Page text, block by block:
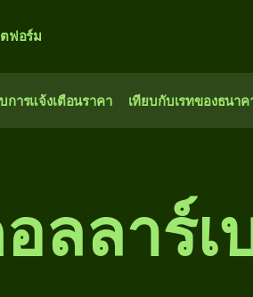
ฟอร์ม
การแจ้งเตือนราคา เทียบกับเรทของธนาค
ลลาร์เ